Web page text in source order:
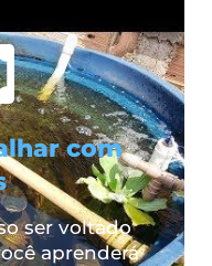
com
ser voltado
aprenderá